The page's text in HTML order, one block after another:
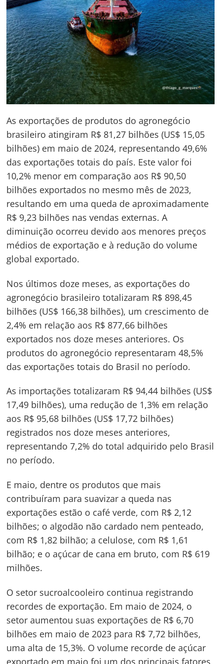
As exportações de produtos do agronegócio
brasileiro atingiram R$ 81,27 bilhões (US$ 15,05
bilhões) em maio de 2024, representando 49,6%
das exportações totais do país. Este valor foi
10,2% menor em comparação aos R$ 90,50
bilhões exportados no mesmo mês de 2023,
resultando em uma queda de aproximadamente
R$ 9,23 bilhões nas vendas externas. A
diminuição ocorreu devido aos menores preços
médios de exportação e à redução do volume
global exportado.
Nos últimos doze meses, as exportações do
agronegócio brasileiro totalizaram R$ 898,45
bilhões (US$ 166,38 bilhões), um crescimento de
2,4% em relação aos R$ 877,66 bilhões
exportados nos doze meses anteriores. Os
produtos do agronegócio representaram 48,5%
das exportações totais do Brasil no período.
As importações totalizaram R$ 94,44 bilhões (US$
17,49 bilhões), uma redução de 1,3% em relação
aos R$ 95,68 bilhões (US$ 17,72 bilhões)
registrados nos doze meses anteriores,
representando 7,2% do total adquirido pelo Brasil
no período.
E maio, dentre os produtos que mais
contribuíram para suavizar a queda nas
exportações estão o café verde, com R$ 2,12
bilhões; o algodão não cardado nem penteado,
com R$ 1,82 bilhão; a celulose, com R$ 1,61
bilhão; e o açúcar de cana em bruto, com R$ 619
milhões.
O setor sucroalcooleiro continua registrando
recordes de exportação. Em maio de 2024, o
setor aumentou suas exportações de R$ 6,70
bilhões em maio de 2023 para R$ 7,72 bilhões,
uma alta de 15,3%. O volume recorde de açúcar
exportado em maio foi um dos principais fatores